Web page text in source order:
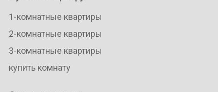
1-комнатные квартиры
2-комнатные квартиры
3-комнатные квартиры
купить комнату